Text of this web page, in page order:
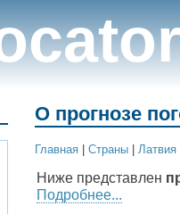
О прогнозе
Главная | Cтраны | Латвия
Ниже представлен
Подробнее...